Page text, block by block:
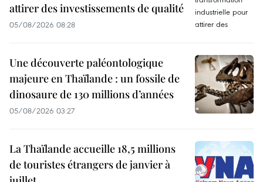
attirer des investissements de qualité
05/08/2026 08:28
Une découverte paléontologique
majeure en Thaïlande : un fossile de
dinosaure de 130 millions d’années
05/08/2026 03:27
La Thaïlande accueille 18,5 millions
de touristes étrangers de janvier à